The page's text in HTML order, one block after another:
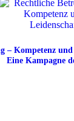
– Kompetenz
Eine Kampagne